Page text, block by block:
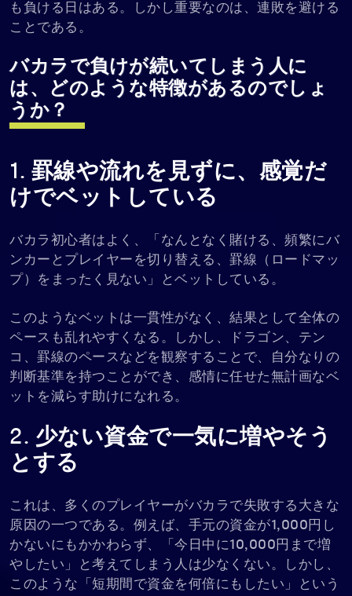
も負ける日はある。しかし重要なのは、連敗を避ける
ことである。
バカラで負けが続いてしまう人に
は、どのような特徴があるのでしょ
うか？
1. 罫線や流れを見ずに、感覚だ
けでベットしている
バカラ初心者はよく、「なんとなく賭ける、頻繁にバ
ンカーとプレイヤーを切り替える、罫線（ロードマッ
プ）をまったく見ない」とベットしている。
このようなベットは一貫性がなく、結果として全体の
ペースも乱れやすくなる。しかし、ドラゴン、テン
コ、罫線のペースなどを観察することで、自分なりの
判断基準を持つことができ、感情に任せた無計画なベ
ットを減らす助けになれる。
2. 少ない資金で一気に増やそう
とする
これは、多くのプレイヤーがバカラで失敗する大きな
原因の一つである。例えば、手元の資金が1,000円し
かないにもかかわらず、「今日中に10,000円まで増
やしたい」と考えてしまう人は少なくない。しかし、
このような「短期間で資金を何倍にもしたい」という